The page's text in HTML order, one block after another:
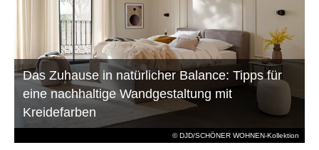
© DJD/SCHÖNER WOHNEN-Kollektion
Das Zuhause in natürlicher Balance: Tipps für
eine nachhaltige Wandgestaltung mit
Kreidefarben